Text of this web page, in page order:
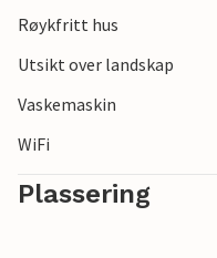
Røykfritt hus
Utsikt over landskap
Vaskemaskin
WiFi
Plassering